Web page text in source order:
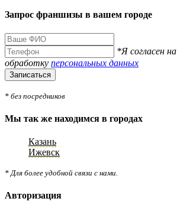
Запрос франшизы в вашем городе
*Я согласен на
обработку персональных данных
Записаться
* без посредников
Мы так же находимся в городах
Казань
Ижевск
* Для более удобной связи с нами.
Авторизация